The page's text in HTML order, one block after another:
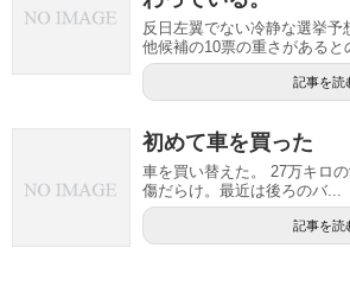
反日左翼でない冷静な選挙
他候補の10票の重さがあると
記事を読
初めて車を買った
車を買い替えた。 27万キロ
傷だらけ。最近は後ろのバ...
記事を読